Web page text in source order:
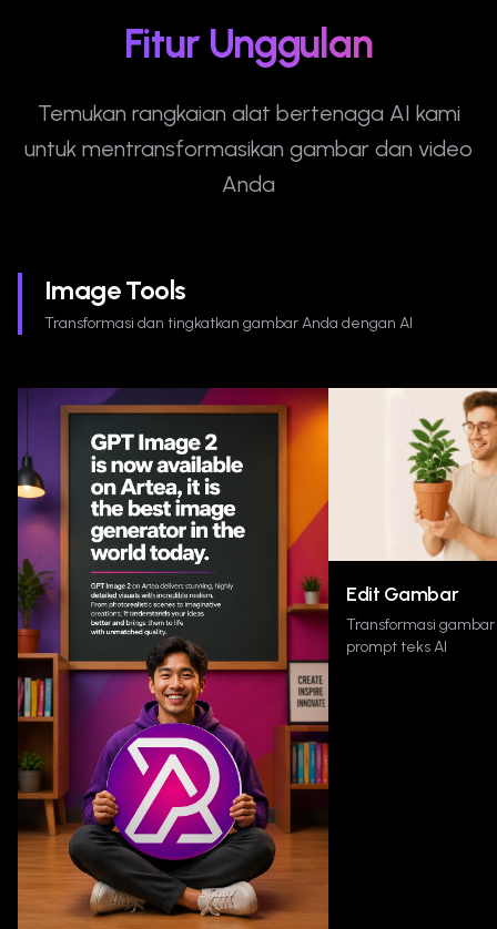
Fitur Unggulan
Temukan rangkaian alat bertenaga AI kami
untuk mentransformasikan gambar dan video
Anda
Image Tools
Transformasi dan tingkatkan gambar Anda dengan AI
Edit Gambar
Transformasi
prompt teks AI